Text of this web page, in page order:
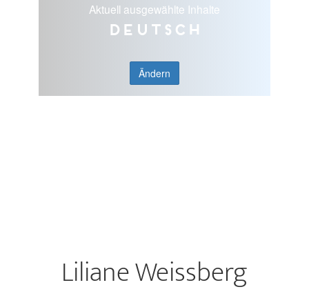
Aktuell ausgewählte Inhalte
Deutsch
Ändern
Liliane Weissberg